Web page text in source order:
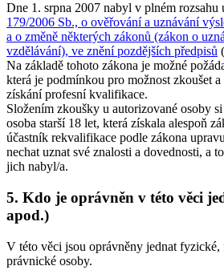
Dne 1. srpna 2007 nabyl v plném rozsahu
179/2006 Sb., o ověřování a uznávání
a o změně některých zákonů (zákon o
vzdělávání), ve znění pozdějších předpisů
Na základě tohoto zákona je možné
která je podmínkou pro možnost zkoušet
získání profesní kvalifikace.
Složením zkoušky u autorizované osoby
osoba starší 18 let, která získala alespoň
účastník rekvalifikace podle zákona
nechat uznat své znalosti a dovednosti, a
jich nabyl/a.
5. Kdo je oprávněn v této věci
apod.)
V této věci jsou oprávněny jednat
právnické osoby.